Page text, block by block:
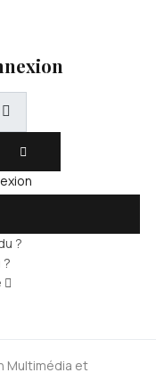
AFFICHER LE MOT DE
?
Multimédia et